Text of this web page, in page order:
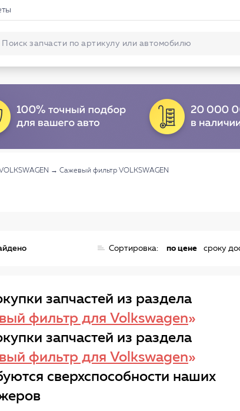
→ Сажевый фильтр VOLKSWAGEN
Сортировка: по цене сроку
запчастей из раздела
фильтр для Volkswagen»
запчастей из раздела
фильтр для Volkswagen»
сверхспособности наших